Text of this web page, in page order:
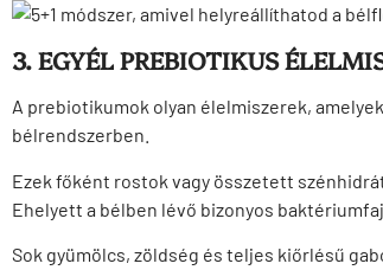
3. EGYÉL PREBIOTIKUS
A prebiotikumok olyan élelmiszerek,
bélrendszerben.
Ezek főként rostok vagy összetett
Ehelyett a bélben lévő bizonyos
Sok gyümölcs, zöldség és teljes kiőrlésű